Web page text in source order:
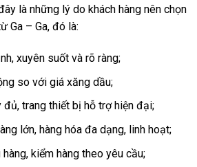
là những lý do khách hàng nên chọn
Ga – Ga, đó là:
xuyên suốt và rõ ràng;
so với giá xăng dầu;
trang thiết bị hỗ trợ hiện đại;
lớn, hàng hóa đa dạng, linh hoạt;
kiểm hàng theo yêu cầu;